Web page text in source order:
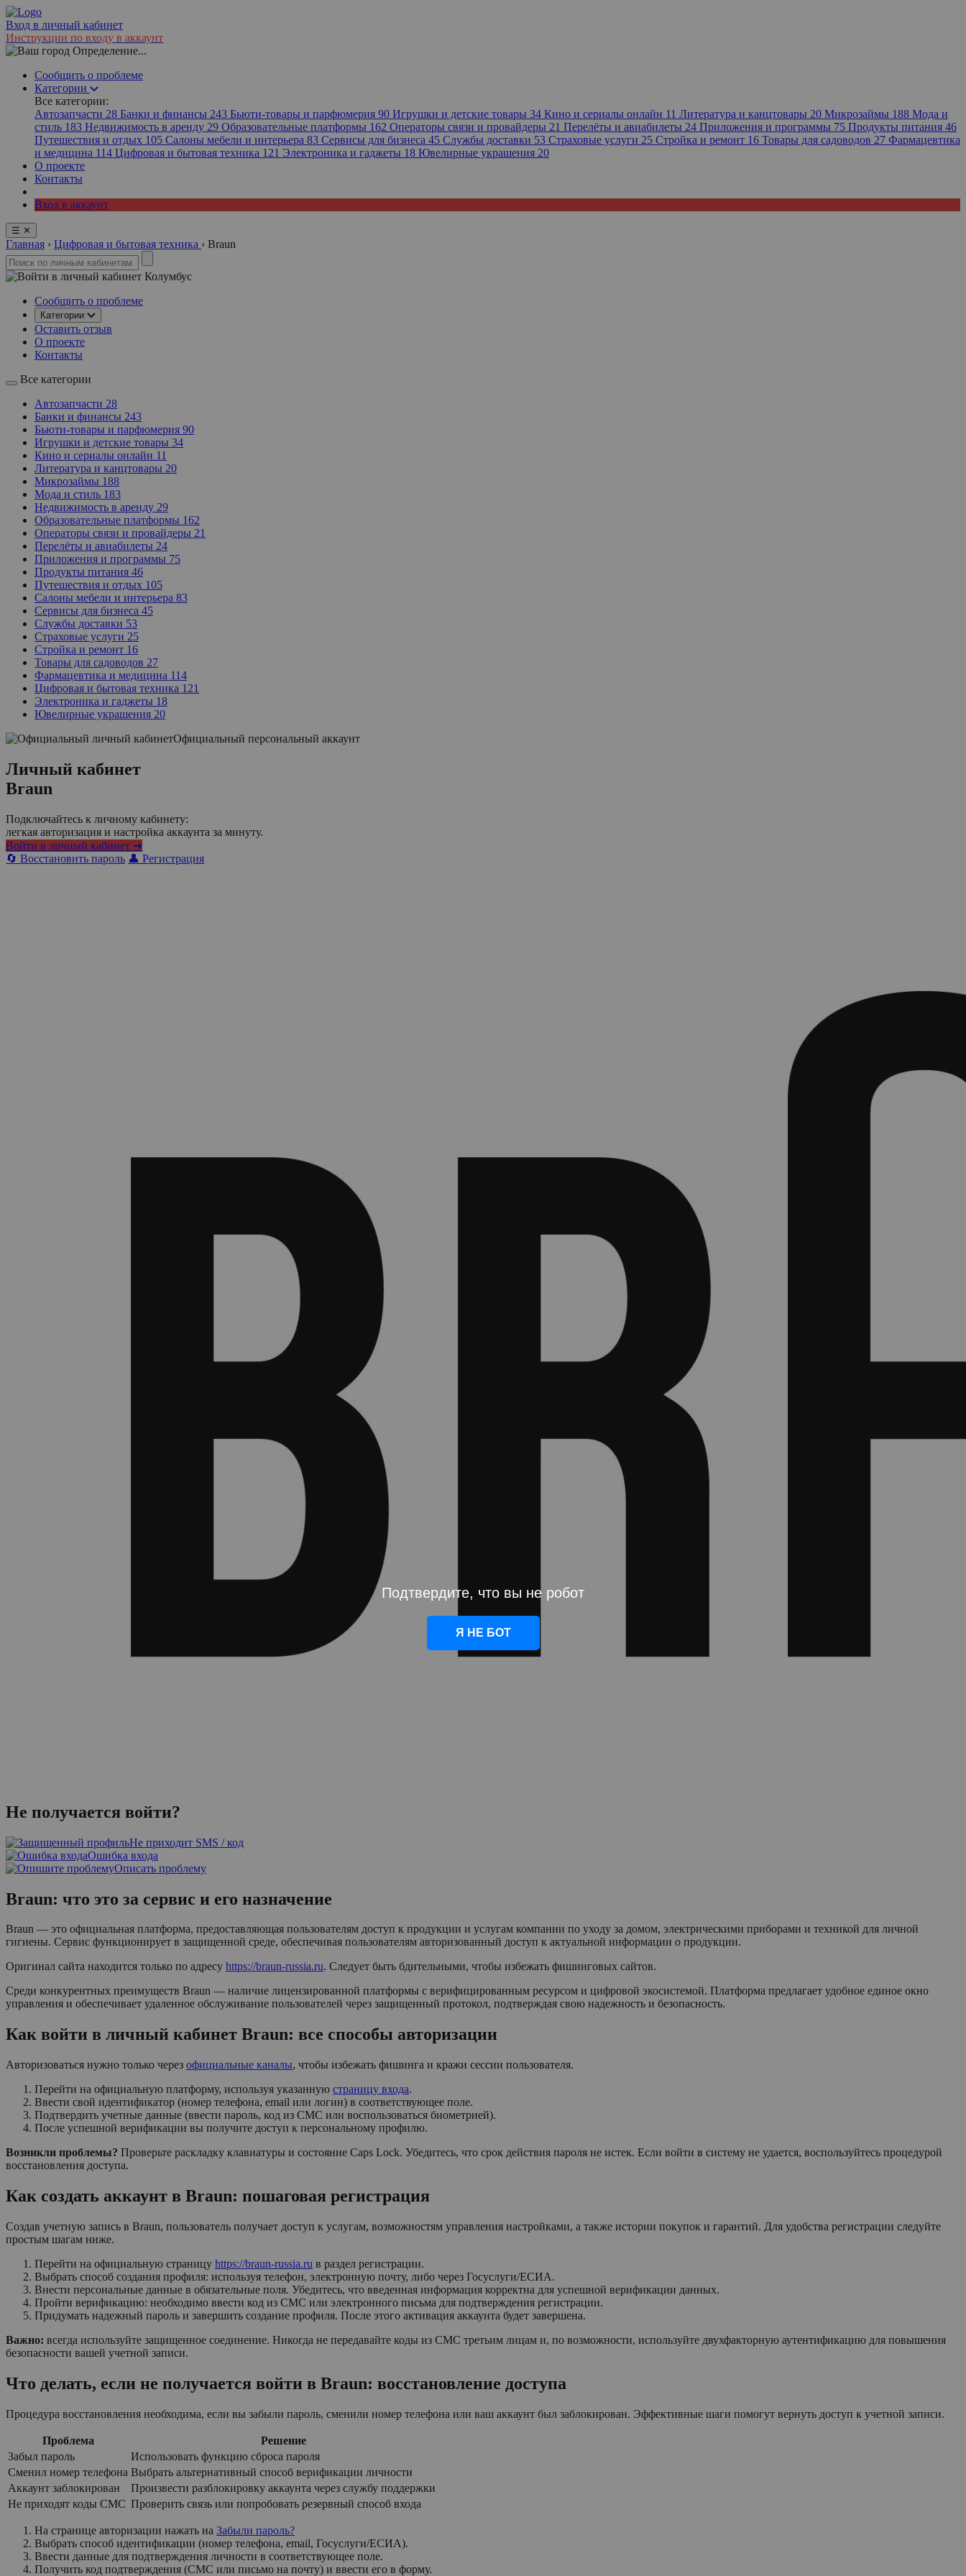
Вход в личный кабинет
Инструкции по входу в аккаунт
Определение...
Сообщить о проблеме
Категории
Все категории:
Автозапчасти 28 Банки и финансы 243 Бьюти-товары и парфюмерия 90 Игрушки и детские товары 34 Кино и сериалы онлайн 11 Литература и канцтовары 20 Микрозаймы 188 Мода и
стиль 183 Недвижимость в аренду 29 Образовательные платформы 162 Операторы связи и провайдеры 21 Перелёты и авиабилеты 24 Приложения и программы 75 Продукты питания 46
Путешествия и отдых 105 Салоны мебели и интерьера 83 Сервисы для бизнеса 45 Службы доставки 53 Страховые услуги 25 Стройка и ремонт 16 Товары для садоводов 27 Фармацевтика
и медицина 114 Цифровая и бытовая техника 121 Электроника и гаджеты 18 Ювелирные украшения 20
О проекте
Контакты
Вход в аккаунт
☰ ✕
Главная › Цифровая и бытовая техника › Braun
Колумбус
Сообщить о проблеме
Категории
Оставить отзыв
О проекте
Контакты
Все категории
Автозапчасти 28
Банки и финансы 243
Бьюти-товары и парфюмерия 90
Игрушки и детские товары 34
Кино и сериалы онлайн 11
Литература и канцтовары 20
Микрозаймы 188
Мода и стиль 183
Недвижимость в аренду 29
Образовательные платформы 162
Операторы связи и провайдеры 21
Перелёты и авиабилеты 24
Приложения и программы 75
Продукты питания 46
Путешествия и отдых 105
Салоны мебели и интерьера 83
Сервисы для бизнеса 45
Службы доставки 53
Страховые услуги 25
Стройка и ремонт 16
Товары для садоводов 27
Фармацевтика и медицина 114
Цифровая и бытовая техника 121
Электроника и гаджеты 18
Ювелирные украшения 20
Официальный персональный аккаунт
Личный кабинет
Braun
Подключайтесь к личному кабинету:
легкая авторизация и настройка аккаунта за минуту.
Войти в личный кабинет ➜
🔄 Восстановить пароль 👤 Регистрация
Не получается войти?
Не приходит SMS / код
Ошибка входа
Описать проблему
Braun: что это за сервис и его назначение
Braun — это официальная платформа, предоставляющая пользователям доступ к продукции и услугам компании по уходу за домом, электрическими приборами и техникой для личной
гигиены. Сервис функционирует в защищенной среде, обеспечивая пользователям авторизованный доступ к актуальной информации о продукции.
Оригинал сайта находится только по адресу https://braun-russia.ru. Следует быть бдительными, чтобы избежать фишинговых сайтов.
Среди конкурентных преимуществ Braun — наличие лицензированной платформы с верифицированным ресурсом и цифровой экосистемой. Платформа предлагает удобное единое окно
управления и обеспечивает удаленное обслуживание пользователей через защищенный протокол, подтверждая свою надежность и безопасность.
Как войти в личный кабинет Braun: все способы авторизации
Авторизоваться нужно только через официальные каналы, чтобы избежать фишинга и кражи сессии пользователя.
Перейти на официальную платформу, используя указанную страницу входа.
Ввести свой идентификатор (номер телефона, email или логин) в соответствующее поле.
Подтвердить учетные данные (ввести пароль, код из СМС или воспользоваться биометрией).
После успешной верификации вы получите доступ к персональному профилю.
Возникли проблемы? Проверьте раскладку клавиатуры и состояние Caps Lock. Убедитесь, что срок действия пароля не истек. Если войти в систему не удается, воспользуйтесь процедурой
восстановления доступа.
Как создать аккаунт в Braun: пошаговая регистрация
Создав учетную запись в Braun, пользователь получает доступ к услугам, возможностям управления настройками, а также истории покупок и гарантий. Для удобства регистрации следуйте
простым шагам ниже.
Перейти на официальную страницу https://braun-russia.ru в раздел регистрации.
Выбрать способ создания профиля: используя телефон, электронную почту, либо через Госуслуги/ЕСИА.
Внести персональные данные в обязательные поля. Убедитесь, что введенная информация корректна для успешной верификации данных.
Пройти верификацию: необходимо ввести код из СМС или электронного письма для подтверждения регистрации.
Придумать надежный пароль и завершить создание профиля. После этого активация аккаунта будет завершена.
Важно: всегда используйте защищенное соединение. Никогда не передавайте коды из СМС третьим лицам и, по возможности, используйте двухфакторную аутентификацию для повышения
безопасности вашей учетной записи.
Что делать, если не получается войти в Braun: восстановление доступа
Процедура восстановления необходима, если вы забыли пароль, сменили номер телефона или ваш аккаунт был заблокирован. Эффективные шаги помогут вернуть доступ к учетной записи.
Проблема
Решение
Забыл пароль
Использовать функцию сброса пароля
Сменил номер телефона Выбрать альтернативный способ верификации личности
Аккаунт заблокирован
Произвести разблокировку аккаунта через службу поддержки
Не приходят коды СМС Проверить связь или попробовать резервный способ входа
На странице авторизации нажать на Забыли пароль?
Выбрать способ идентификации (номер телефона, email, Госуслуги/ЕСИА).
Ввести данные для подтверждения личности в соответствующее поле.
Получить код подтверждения (СМС или письмо на почту) и ввести его в форму.
Подтвердите, что вы не робот
Я НЕ БОТ